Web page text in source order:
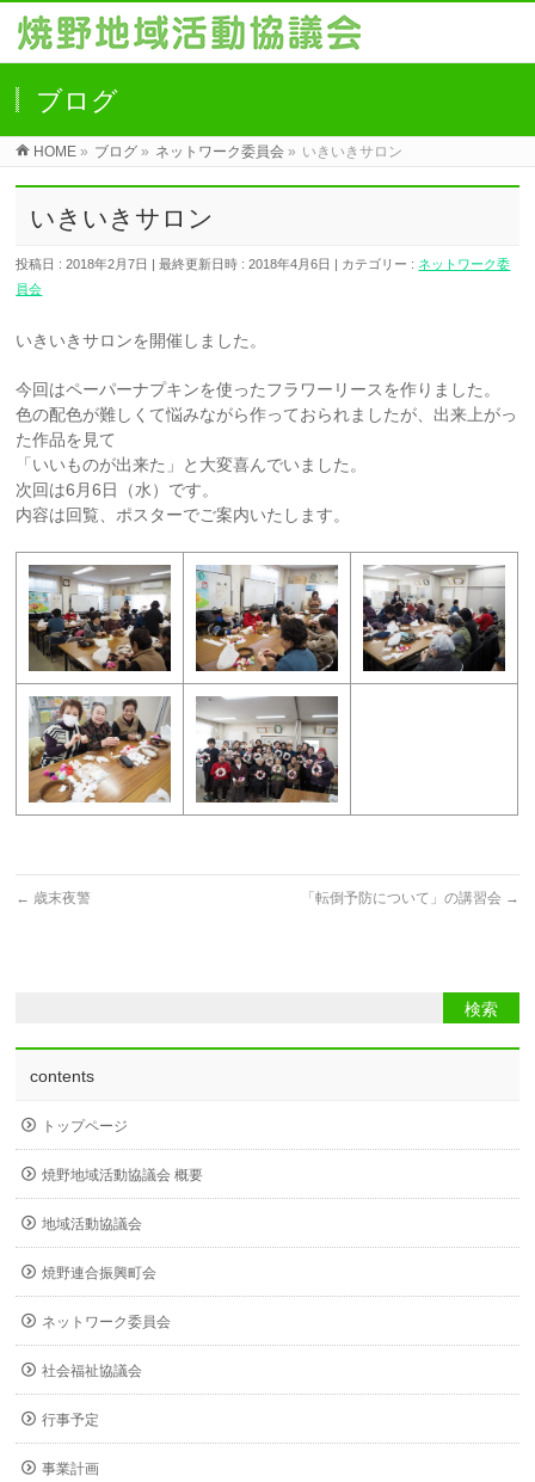
ブログ
HOME » ブログ » ネットワーク委員会 » いきいきサロン
いきいきサロン
投稿日 : 2018年2月7日 最終更新日時 : 2018年4月6日 カテゴリー :ネットワーク委
員会
いきいきサロンを開催しました。
今回はペーパーナプキンを使ったフラワーリースを作りました。
色の配色が難しくて悩みながら作っておられましたが、出来上がっ
た作品を見て
「いいものが出来た」と大変喜んでいました。
次回は6月6日（水）です。
内容は回覧、ポスターでご案内いたします。
← 歳末夜警 「転倒予防について」の講習会 →
contents
トップページ
焼野地域活動協議会 概要
地域活動協議会
焼野連合振興町会
ネットワーク委員会
社会福祉協議会
行事予定
事業計画